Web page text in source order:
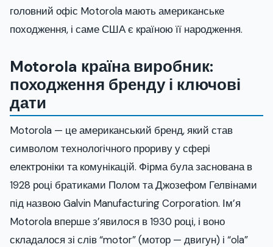
головний офіс Motorola мають американське
походження, і саме США є країною її народження.
Motorola країна виробник:
походження бренду і ключові
дати
Motorola — це американський бренд, який став
символом технологічного прориву у сфері
електроніки та комунікацій. Фірма була заснована в
1928 році братиками Полом та Джозефом Гелвінами
під назвою Galvin Manufacturing Corporation. Ім’я
Motorola вперше з’явилося в 1930 році, і воно
складалося зі слів “motor” (мотор — двигун) і “ola”